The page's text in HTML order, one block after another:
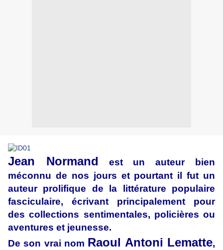
Jean Normand est un auteur bien
méconnu de nos jours et pourtant il fut un
auteur prolifique de la littérature populaire
fasciculaire, écrivant principalement pour
des collections sentimentales, policières ou
aventures et jeunesse.
De son vrai nom Raoul Antoni Lematte,